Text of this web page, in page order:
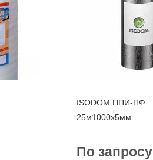
ISODOM ППИ-ПФ
25м1000x5мм
По запросу